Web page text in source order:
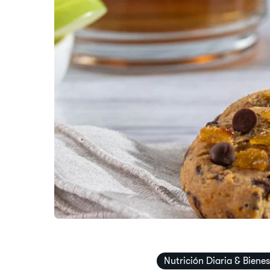
​​Nutrición Diaria &